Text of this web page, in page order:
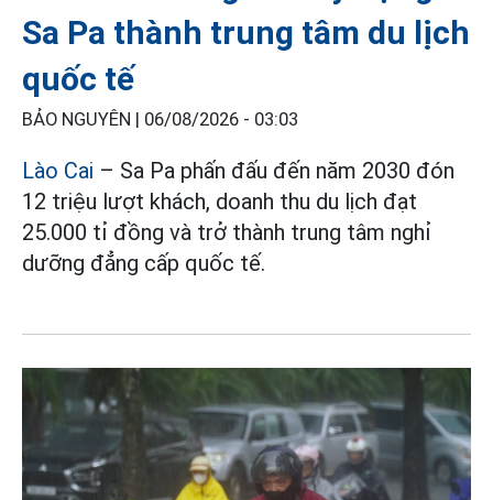
Sa Pa thành trung tâm du lịch
quốc tế
BẢO NGUYÊN | 06/08/2026 - 03:03
Lào Cai – Sa Pa phấn đấu đến năm 2030 đón
12 triệu lượt khách, doanh thu du lịch đạt
25.000 tỉ đồng và trở thành trung tâm nghỉ
dưỡng đẳng cấp quốc tế.